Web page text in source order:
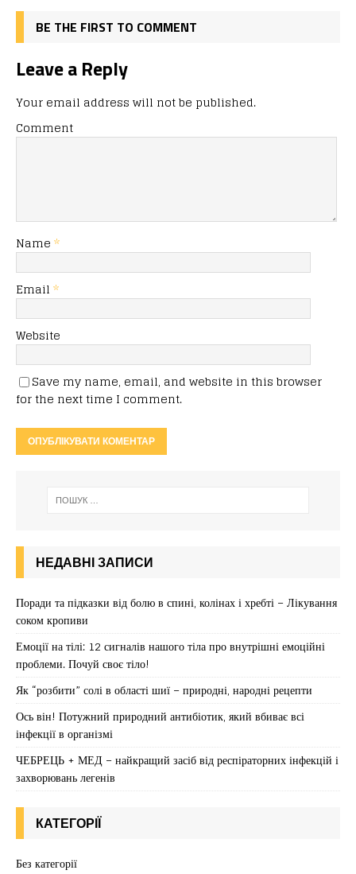
BE THE FIRST TO COMMENT
Leave a Reply
Your email address will not be published.
Comment
Name *
Email *
Website
Save my name, email, and website in this browser
for the next time I comment.
НЕДАВНІ ЗАПИСИ
Поради та підказки від болю в спині, колінах і хребті – Лікування
соком кропиви
Емоції на тілі: 12 сигналів нашого тіла про внутрішні емоційні
проблеми. Почуй своє тіло!
Як “розбити” солі в області шиї – природні, народні рецепти
Ось він! Потужний природний антибіотик, який вбиває всі
інфекції в організмі
ЧЕБРЕЦЬ + МЕД – найкращий засіб від респіраторних інфекцій і
захворювань легенів
КАТЕГОРІЇ
Без категорії